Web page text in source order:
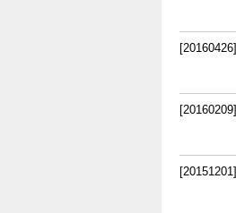
[20160426]
[20160209]
[20151201]